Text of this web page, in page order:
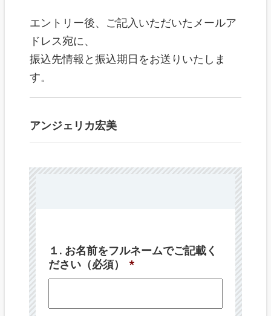
エントリー後、ご記入いただいたメールア
ドレス宛に、
振込先情報と振込期日をお送りいたしま
す。
アンジェリカ宏美
１. お名前をフルネームでご記載く
ださい（必須）
*